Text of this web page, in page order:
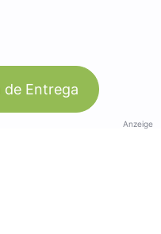
de Entrega
Anzeige